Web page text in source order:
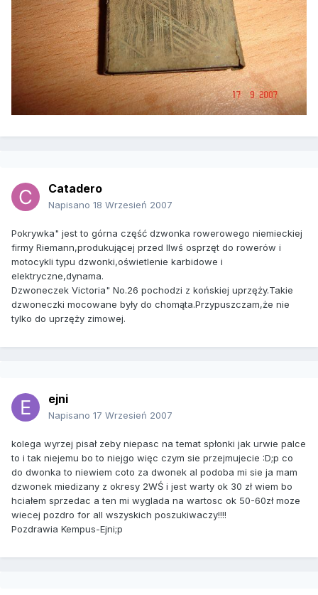
Catadero
Napisano 18 Wrzesień 2007
Pokrywka" jest to górna część dzwonka rowerowego niemieckiej
firmy Riemann,produkującej przed IIwś osprzęt do rowerów i
motocykli typu dzwonki,oświetlenie karbidowe i
elektryczne,dynama.
Dzwoneczek Victoria" No.26 pochodzi z końskiej uprzęży.Takie
dzwoneczki mocowane były do chomąta.Przypuszczam,że nie
tylko do uprzęży zimowej.
ejni
Napisano 17 Wrzesień 2007
kolega wyrzej pisał zeby niepasc na temat spłonki jak urwie palce
to i tak niejemu bo to niejgo więc czym sie przejmujecie :D;p co
do dwonka to niewiem coto za dwonek al podoba mi sie ja mam
dzwonek miedizany z okresy 2WŚ i jest warty ok 30 zł wiem bo
hciałem sprzedac a ten mi wyglada na wartosc ok 50-60zł moze
wiecej pozdro for all wszyskich poszukiwaczy!!!!
Pozdrawia Kempus-Ejni;p